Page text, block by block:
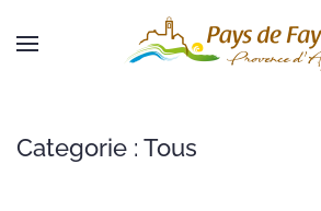
Skip to main content
Categorie : Tous